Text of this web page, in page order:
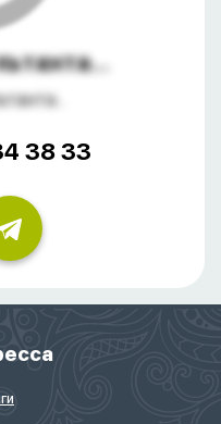
38 33